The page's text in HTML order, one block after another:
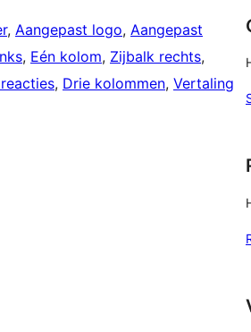
, Aangepast logo, Aangepast
, Eén kolom, Zijbalk rechts
, Drie kolommen, Vertaling